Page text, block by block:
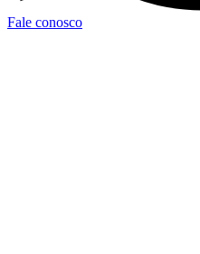
Fale conosco